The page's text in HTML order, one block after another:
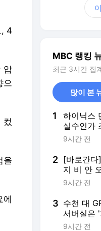
, 4
압
으
컸
을
에
MBC 랭킹
최근 3시간 집
많이 본
1
하이닉스
실수인가
하한가 주
9시간 전
2 [바로간
지 비 안
폭염+가
9시간 전
3 수천 대
서버실은
이터센터
9시간 전